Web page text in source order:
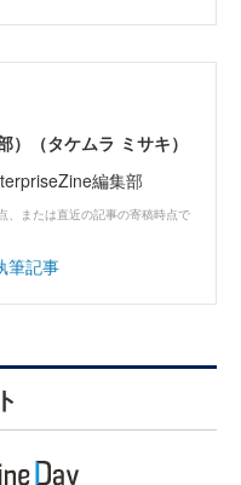
）（タケムラ ミサキ）
編集部
、または直近の記事の寄稿時点で
筆記事